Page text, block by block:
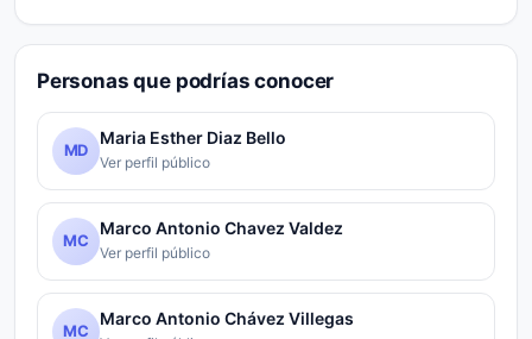
Personas que podrías conocer
MD
Maria Esther Diaz Bello
Ver perfil público
MC
Marco Antonio Chavez Valdez
Ver perfil público
MC
Marco Antonio Chávez Villegas